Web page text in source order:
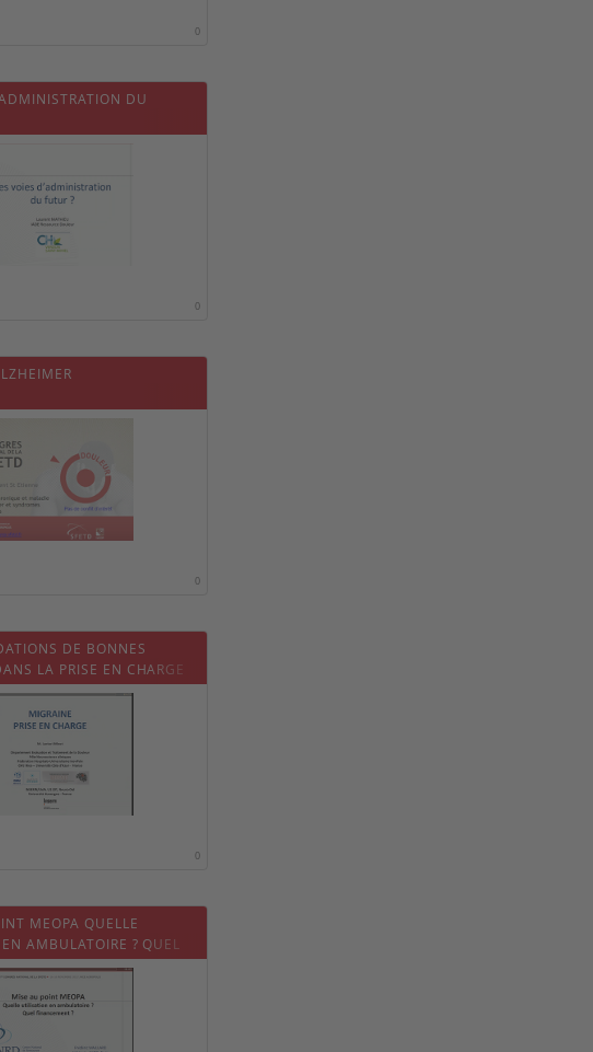
0
DU
0
0
DE BONNES
LA PRISE EN CHARGE
0
MEOPA QUELLE
AMBULATOIRE ? QUEL
? »